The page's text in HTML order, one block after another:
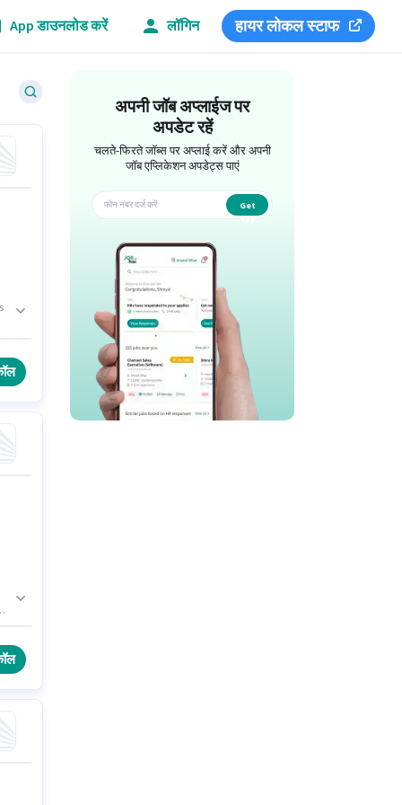
App डाउनलोड करें लॉगिन हायर लोकल स्टाफ
अपनी जॉब अप्लाईज पर
अपडेट रहें
चलते-फिरते जॉब्स पर अप्लाई करें और अपनी
जॉब एप्लिकेशन अपडेट्स पाएं
Get
app